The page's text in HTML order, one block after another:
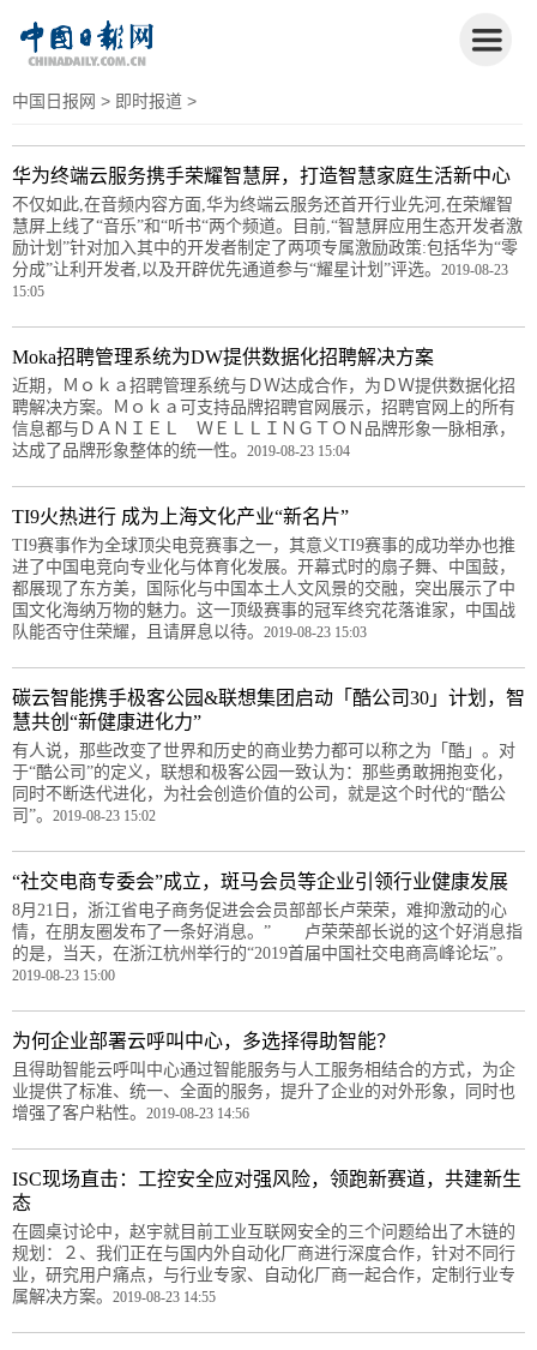
中国日报网 > 即时报道 >
华为终端云服务携手荣耀智慧屏，打造智慧家庭生活新中心
不仅如此,在音频内容方面,华为终端云服务还首开行业先河,在荣耀智
慧屏上线了“音乐”和“听书“两个频道。目前,“智慧屏应用生态开发者激
励计划”针对加入其中的开发者制定了两项专属激励政策:包括华为“零
分成”让利开发者,以及开辟优先通道参与“耀星计划”评选。 2019-08-23
15:05
Moka招聘管理系统为DW提供数据化招聘解决方案
近期，Ｍｏｋａ招聘管理系统与ＤＷ达成合作，为ＤＷ提供数据化招
聘解决方案。Ｍｏｋａ可支持品牌招聘官网展示，招聘官网上的所有
信息都与ＤＡＮＩＥＬ ＷＥＬＬＩＮＧＴＯＮ品牌形象一脉相承，
达成了品牌形象整体的统一性。 2019-08-23 15:04
TI9火热进行 成为上海文化产业“新名片”
TI9赛事作为全球顶尖电竞赛事之一，其意义TI9赛事的成功举办也推
进了中国电竞向专业化与体育化发展。开幕式时的扇子舞、中国鼓，
都展现了东方美，国际化与中国本土人文风景的交融，突出展示了中
国文化海纳万物的魅力。这一顶级赛事的冠军终究花落谁家，中国战
队能否守住荣耀，且请屏息以待。 2019-08-23 15:03
碳云智能携手极客公园&联想集团启动「酷公司30」计划，智
慧共创“新健康进化力”
有人说，那些改变了世界和历史的商业势力都可以称之为「酷」。对
于“酷公司”的定义，联想和极客公园一致认为：那些勇敢拥抱变化，
同时不断迭代进化，为社会创造价值的公司，就是这个时代的“酷公
司”。 2019-08-23 15:02
“社交电商专委会”成立，斑马会员等企业引领行业健康发展
8月21日，浙江省电子商务促进会会员部部长卢荣荣，难抑激动的心
情，在朋友圈发布了一条好消息。” 卢荣荣部长说的这个好消息指
的是，当天，在浙江杭州举行的“2019首届中国社交电商高峰论坛”。
2019-08-23 15:00
为何企业部署云呼叫中心，多选择得助智能？
且得助智能云呼叫中心通过智能服务与人工服务相结合的方式，为企
业提供了标准、统一、全面的服务，提升了企业的对外形象，同时也
增强了客户粘性。 2019-08-23 14:56
ISC现场直击：工控安全应对强风险，领跑新赛道，共建新生
态
在圆桌讨论中，赵宇就目前工业互联网安全的三个问题给出了木链的
规划：２、我们正在与国内外自动化厂商进行深度合作，针对不同行
业，研究用户痛点，与行业专家、自动化厂商一起合作，定制行业专
属解决方案。 2019-08-23 14:55